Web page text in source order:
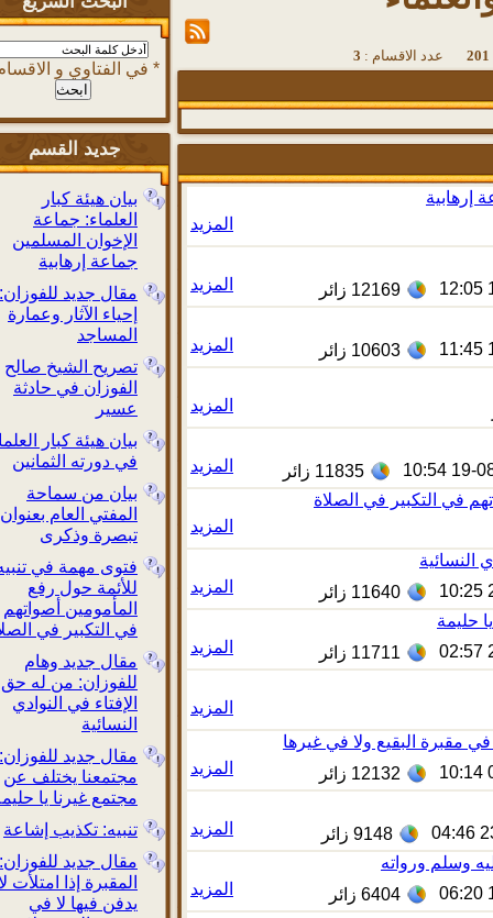
في الفتاوي و الاقسام *
جديد القسم
بيان هيئة كبار
العلماء: جماعة
الإخوان المسلمين
جماعة إرهابية
مقال جديد للفوزان:
إحياء الآثار وعمارة
المساجد
تصريح الشيخ صالح
الفوزان في حادثة
عسير
بيان هيئة كبار العلماء
في دورته الثمانين
بيان من سماحة
المفتي العام بعنوان:
تبصرة وذكرى
فتوى مهمة في تنبيه
للأئمة حول رفع
المأمومين أصواتهم
في التكبير في الصلاة
مقال جديد وهام
للفوزان: من له حق
الإفتاء في النوادي
النسائية
مقال جديد للفوزان:
مجتمعنا يختلف عن
مجتمع غيرنا يا حليمة
تنبيه: تكذيب إشاعة
مقال جديد للفوزان:
المقبرة إذا امتلأت لا
يدفن فيها لا في
عدد الاقسام :3
المزيد
المزيد 12169 زائر
المزيد 10603 زائر
المزيد
المزيد 19-
11835 زائر
التكبير في الصلاة
المزيد
المزيد
11640 زائر
المزيد
11711 زائر
المزيد
مقبرة البقيع ولا في غيرها
المزيد
12132 زائر
المزيد 9148 زائر
ورواته
المزيد
6404 زائر